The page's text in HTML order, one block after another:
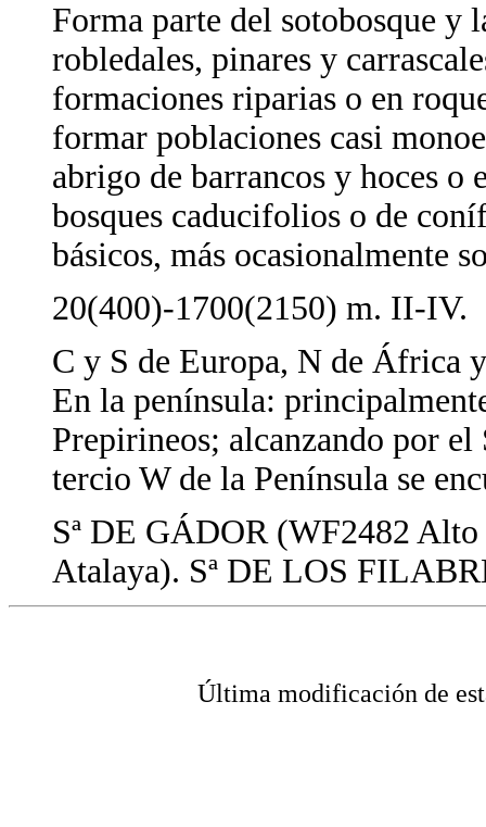
Forma parte del sotobosque y
robledales, pinares y
formaciones riparias o en
formar poblaciones casi
abrigo de barrancos y hoces o
bosques caducifolios o de
básicos, más ocasionalmente
20(400)-1700(2150) m. II-IV.
C y S de Europa, N de África
En la península:
Prepirineos; alcanzando por el
tercio W de la Península se
Sª DE GÁDOR (WF2482
Atalaya). Sª DE LOS
Última modificación de